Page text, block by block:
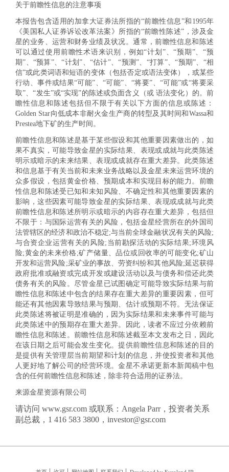
关于前瞻性信息的注意事项
本报告包含适用的加拿大证券法所指的“前瞻性信息”和1995年
《美国私人证券诉讼改革法案》所指的“前瞻性陈述”，涉及金
星的业务、运营和财务业绩及状况。通常，前瞻性信息和陈述
可以通过使用前瞻性术语来识别，例如“计划”、“预期”、“预
期”、“预算”、“计划”、“估计”、“预测”、“打算”、“预期”、“相
信”或此类词语和短语的变体（包括否定或语法变体），或某些
行动、事件或结果“可能”、“可能”、“将要”、“可能”或“将要采
取”、“发生”或“实现”的陈述或负面含义（或 语法变化）的。前
瞻性信息和陈述包括但不限于有关以下方面的信息或陈述：
Golden Star向低成本非耐火金生产商的转型及其时间和Wassa和
Prestea地下矿的生产时间。
前瞻性信息和陈述是基于某些假设和其他重要因素做出的，如
果不真实，可能导致金星的实际结果、表现或成就与此类陈述
明示或暗示的未来结果、表现或成就存在重大差异。此类陈述
和信息基于有关当前和未来业务战略以及金星未来运营环境的
众多假设，包括黄金价格、预期成本和实现目标的能力。前瞻
性信息和陈述受已知和未知风险、不确定性和其他重要因素的
影响，这些因素可能导致金星的实际结果、表现或成就与此类
前瞻性信息和陈述所明示或暗示的内容存在重大差异，包括但
不限于：与国际运营有关的风险，包括金星经营所在的外国司
法管辖区的经济和政治不稳定;与当前全球金融状况有关的风险;
与合资企业运营有关的风险;当前勘探活动的实际结果;环境风
险;黄金的未来价格;矿产储量、品位或回收率的可能变化;矿山
开发和运营风险;采矿业的事故、劳资纠纷和其他风险;延迟获得
政府批准或融资或完成开发或建设活动以及与债务和偿还此类
债务有关的风险。尽管金星已试图确定可能导致实际结果与前
瞻性信息和陈述中包含的结果存在重大差异的重要因素，但可
能还有其他因素导致结果与预期、估计或预期不符。无法保证
此类陈述将被证明是准确的，因为实际结果和未来事件可能与
此类陈述中的预期存在重大差异。因此，读者不应过分依赖前
瞻性信息和陈述。前瞻性信息和陈述截至本文发布之日，因此
在该日期之后可能会发生变化。提供前瞻性信息和陈述的目的
是提供有关管理层当前期望和计划的信息，并使投资者和其他
人更好地了解公司的经营环境。金星不承诺更新本新闻稿中包
含的任何前瞻性信息和陈述，除非符合适用的证券法。
来源金星资源有限公司
请访问 www.gsr.com 或联系：Angela Parr，投资者关系
副总裁，1 416 583 3800，investor@gsr.com